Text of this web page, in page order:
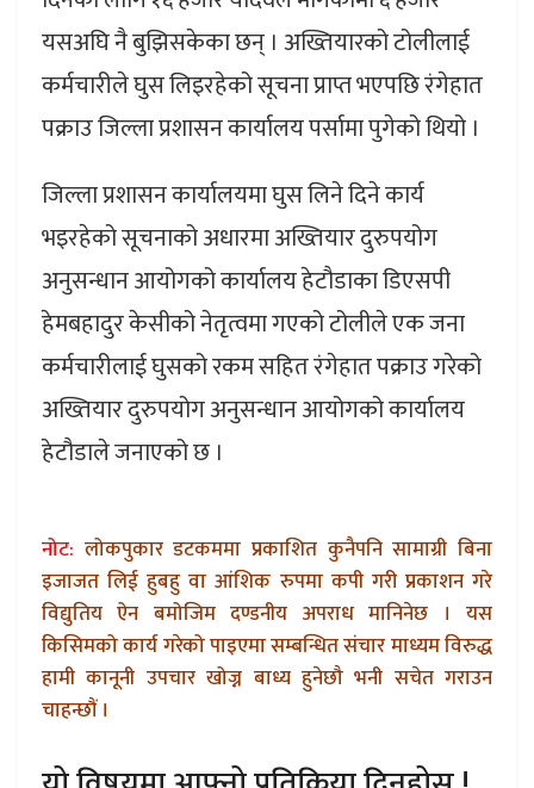
यसअघि नै बुझिसकेका छन् । अख्तियारको टोलीलाई
कर्मचारीले घुस लिइरहेको सूचना प्राप्त भएपछि रंगेहात
पक्राउ जिल्ला प्रशासन कार्यालय पर्सामा पुगेको थियो ।
जिल्ला प्रशासन कार्यालयमा घुस लिने दिने कार्य
भइरहेको सूचनाको अधारमा अख्तियार दुरुपयोग
अनुसन्धान आयोगको कार्यालय हेटौडाका डिएसपी
हेमबहादुर केसीको नेतृत्वमा गएको टोलीले एक जना
कर्मचारीलाई घुसको रकम सहित रंगेहात पक्राउ गरेको
अख्तियार दुरुपयोग अनुसन्धान आयोगको कार्यालय
हेटौडाले जनाएको छ ।
नोट: लोकपुकार डटकममा प्रकाशित कुनैपनि सामाग्री बिना
इजाजत लिई हुबहु वा आंशिक रुपमा कपी गरी प्रकाशन गरे
विद्युतिय ऐन बमोजिम दण्डनीय अपराध मानिनेछ । यस
किसिमको कार्य गरेको पाइएमा सम्बन्धित संचार माध्यम विरुद्ध
हामी कानूनी उपचार खोज्न बाध्य हुनेछौ भनी सचेत गराउन
चाहन्छौं ।